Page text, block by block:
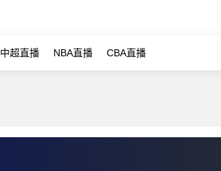
中超直播 NBA直播 CBA直播